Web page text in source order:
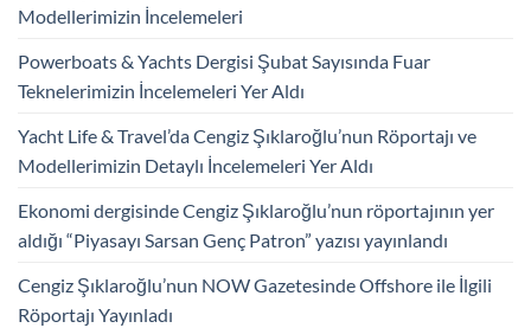
Modellerimizin İncelemeleri
Powerboats & Yachts Dergisi Şubat Sayısında Fuar
Teknelerimizin İncelemeleri Yer Aldı
Yacht Life & Travel’da Cengiz Şıklaroğlu’nun Röportajı ve
Modellerimizin Detaylı İncelemeleri Yer Aldı
Ekonomi dergisinde Cengiz Şıklaroğlu’nun röportajının yer
aldığı “Piyasayı Sarsan Genç Patron” yazısı yayınlandı
Cengiz Şıklaroğlu’nun NOW Gazetesinde Offshore ile İlgili
Röportajı Yayınladı